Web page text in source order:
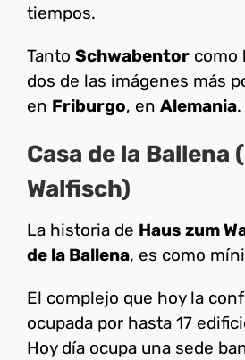
tiempos.
Tanto Schwabentor como
dos de las imágenes más
en Friburgo, en Alemania.
Casa de la Ballena
Walfisch)
La historia de Haus zum
de la Ballena, es como
El complejo que hoy la
ocupada por hasta 17
Hoy día ocupa una sede